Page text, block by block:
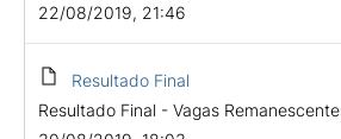
22/08/2019, 21:46
Resultado Final
Resultado Final - Vagas